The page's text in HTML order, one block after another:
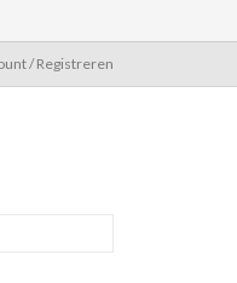
/ Registreren